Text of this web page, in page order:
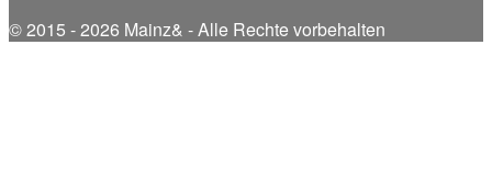
© 2015 - 2026 Mainz& - Alle Rechte vorbehalten